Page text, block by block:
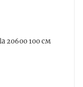
20600 100 см